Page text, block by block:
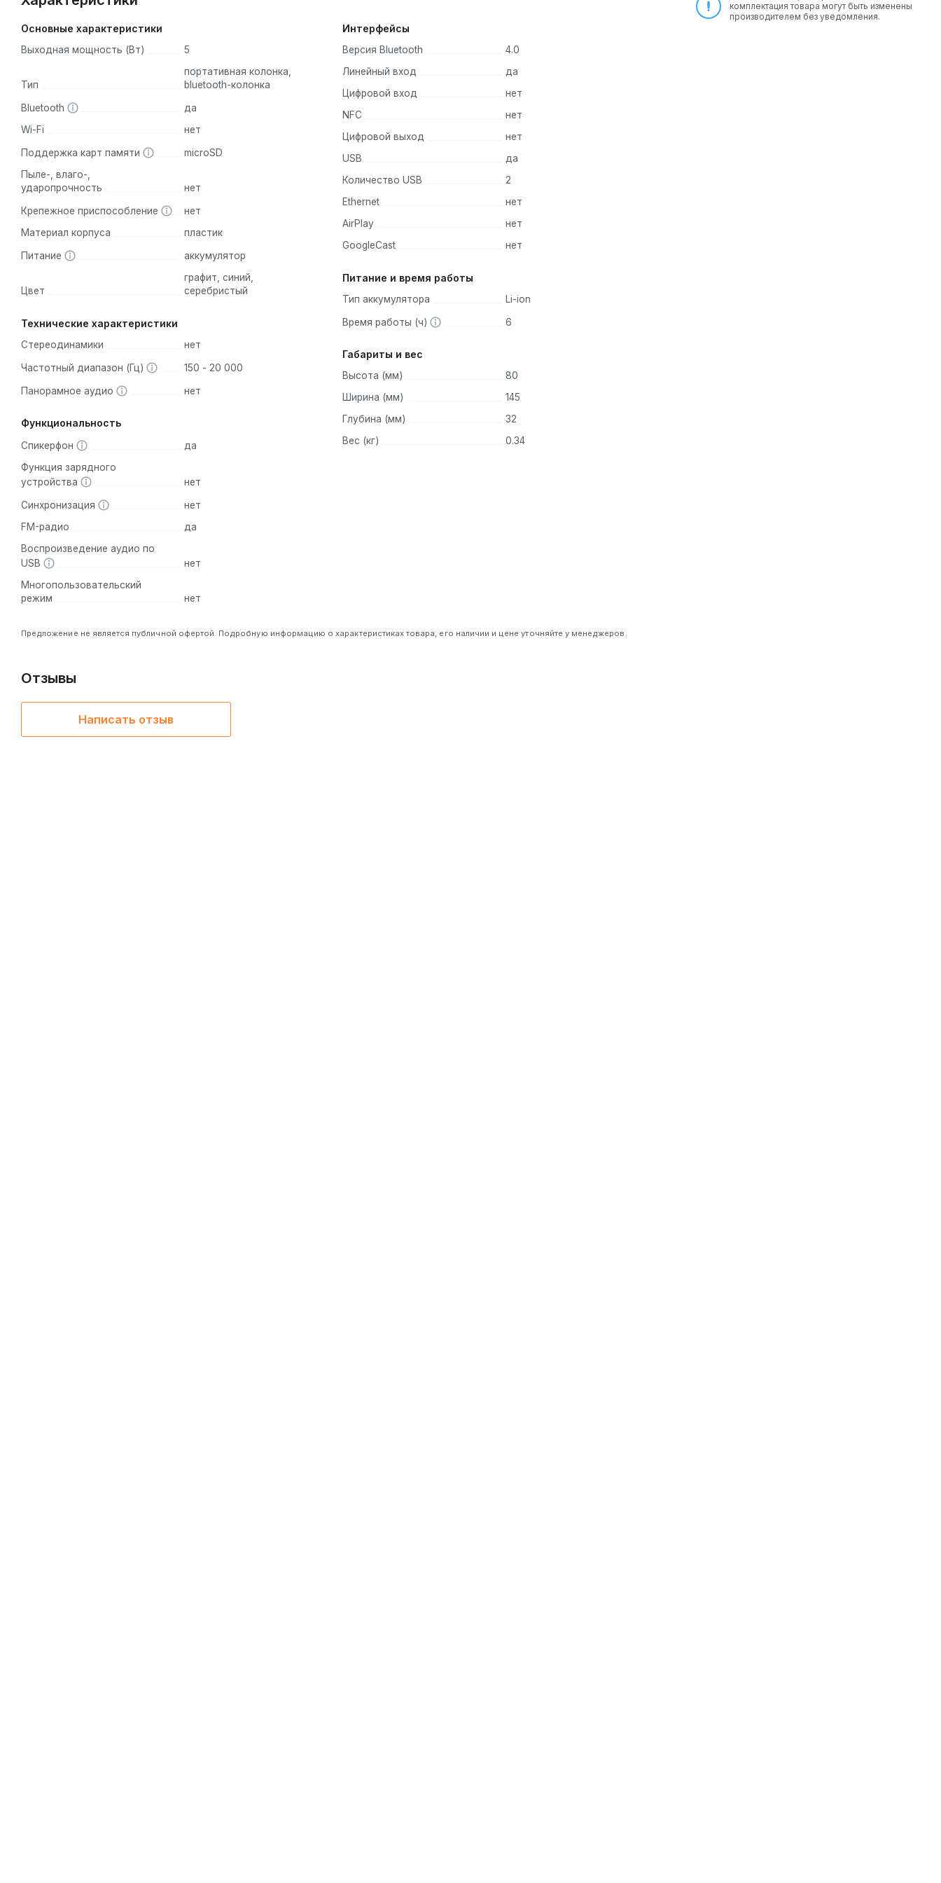
Основные характеристики
Выходная мощность (Вт) 5
Тип
портативная колонка,
bluetooth-колонка
Bluetooth
да
Wi-Fi
нет
Поддержка карт памяти
microSD
Пыле-, влаго-,
ударопрочность
нет
Крепежное приспособление
нет
Материал корпуса
пластик
Питание аккумулятор
Цвет
графит, синий,
серебристый
Технические характеристики
Стереодинамики нет
Частотный диапазон (Гц) 150 - 20 000
Панорамное аудио нет
Функциональность
Спикерфон
да
Функция зарядного
устройства
нет
Синхронизация
нет
FM-радио
да
Воспроизведение аудио по
USB
нет
Многопользовательский
режим
нет
Интерфейсы
Версия Bluetooth
4.0
Линейный вход
да
Цифровой вход
нет
NFC
нет
Цифровой выход
нет
USB
да
Количество USB
2
Ethernet
нет
AirPlay
нет
GoogleCast
нет
Питание и время работы
Тип аккумулятора Li-ion
Время работы (ч) 6
Габариты и вес
Высота (мм)
80
Ширина (мм)
145
Глубина (мм)
32
Вес (кг)
0.34
Предложение не является публичной офертой. Подробную информацию о характеристиках товара, его наличии и цене уточняйте у менеджеров.
комплектация товара могут быть изменены
производителем без уведомления.
Отзывы
Написать отзыв